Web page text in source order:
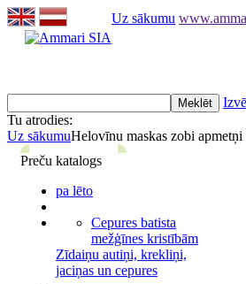
Uz sākumu
Tu atrodies:
Uz sākumuHelovīnu maskas zobi apmetņi
Preču katalogs
pa lēto
Cepures batista
mežģīnes kristībām
Zīdaiņu autiņi, krekliņi,
jaciņas un cepures